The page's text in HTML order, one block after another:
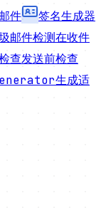
件
签名生成器
邮件检测在收件
查发送前检查
生成适